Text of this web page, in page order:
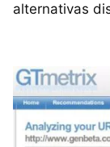
alternativas